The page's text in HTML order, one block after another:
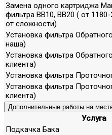
Замена одного картриджа
фильтра ВВ10, ВВ20 ( от
от сложности)
Установка фильтра
наша)
Установка фильтра
клиента)
Установка фильтра
Установка фильтра
клиента)
Дополнительные работы на
Услуга
Подкачка Бака